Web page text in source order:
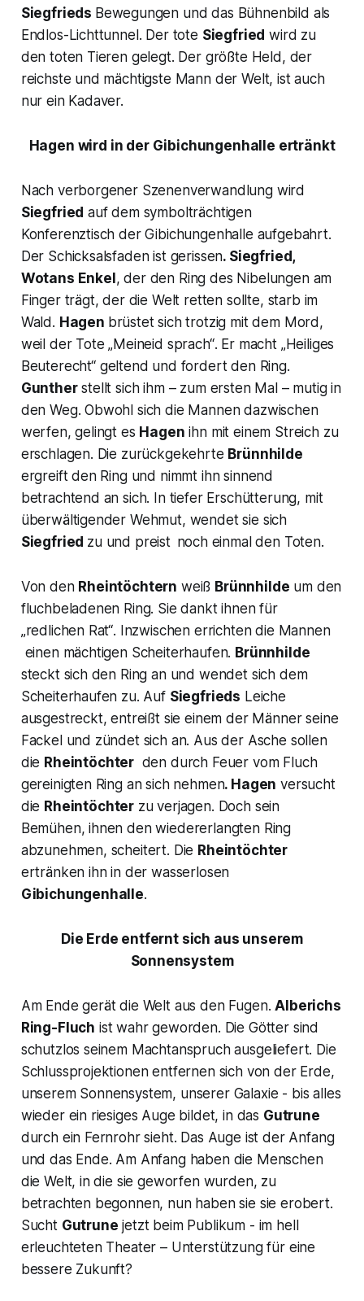
Siegfrieds Bewegungen und das Bühnenbild als
Endlos-Lichttunnel. Der tote Siegfried wird zu
den toten Tieren gelegt. Der größte Held, der
reichste und mächtigste Mann der Welt, ist auch
nur ein Kadaver.
Hagen wird in der Gibichungenhalle ertränkt
Nach verborgener Szenenverwandlung wird
Siegfried auf dem symbolträchtigen
Konferenztisch der Gibichungenhalle aufgebahrt.
Der Schicksalsfaden ist gerissen. Siegfried,
Wotans Enkel, der den Ring des Nibelungen am
Finger trägt, der die Welt retten sollte, starb im
Wald. Hagen brüstet sich trotzig mit dem Mord,
weil der Tote„Meineid sprach“. Er macht „Heiliges
Beuterecht“geltend und fordert den Ring.
Guntherstellt sich ihm – zum ersten Mal – mutig in
den Weg. Obwohl sich die Mannen dazwischen
werfen, gelingt es Hagen ihn mit einem Streich zu
erschlagen. Die zurückgekehrte Brünnhilde
ergreift den Ring und nimmt ihn sinnend
betrachtend an sich. In tiefer Erschütterung, mit
überwältigender Wehmut, wendet sie sich
Siegfried zu und preist noch einmal den Toten.
Von den Rheintöchtern weiß Brünnhilde um den
fluchbeladenen Ring. Sie dankt ihnen für
„redlichen Rat“. Inzwischen errichten die Mannen
einen mächtigen Scheiterhaufen. Brünnhilde
steckt sich den Ring an und wendet sich dem
Scheiterhaufen zu. Auf Siegfrieds Leiche
ausgestreckt, entreißt sie einem der Männer seine
Fackel und zündet sich an. Aus der Asche sollen
die Rheintöchter den durch Feuer vom Fluch
gereinigten Ring an sich nehmen. Hagen versucht
die Rheintöchter zu verjagen. Doch sein
Bemühen, ihnen den wiedererlangten Ring
abzunehmen, scheitert. Die Rheintöchter
ertränken ihn in der wasserlosen
Gibichungenhalle.
Die Erde entfernt sich aus unserem
Sonnensystem
Am Ende gerät die Welt aus den Fugen.Alberichs
Ring-Fluch ist wahr geworden. Die Götter sind
schutzlos seinem Machtanspruch ausgeliefert. Die
Schlussprojektionen entfernen sich von der Erde,
unserem Sonnensystem, unserer Galaxie - bis alles
wieder ein riesiges Auge bildet, in das Gutrune
durch ein Fernrohr sieht. Das Auge ist der Anfang
und das Ende. Am Anfang haben die Menschen
die Welt, in die sie geworfen wurden, zu
betrachten begonnen, nun haben sie sie erobert.
Sucht Gutrune jetzt beim Publikum - im hell
erleuchteten Theater – Unterstützung für eine
bessere Zukunft?